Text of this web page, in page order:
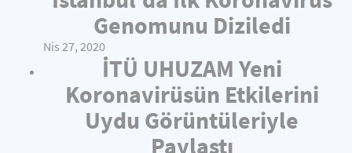
Genomunu Diziledi
Nis 27, 2020
İTÜ UHUZAM Yeni
Koronavirüsün Etkilerini
Uydu Görüntüleriyle
Paylaştı